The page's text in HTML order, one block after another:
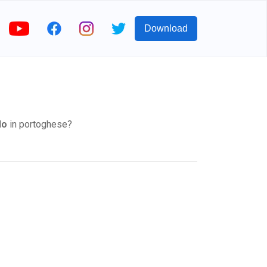
Download
in portoghese?